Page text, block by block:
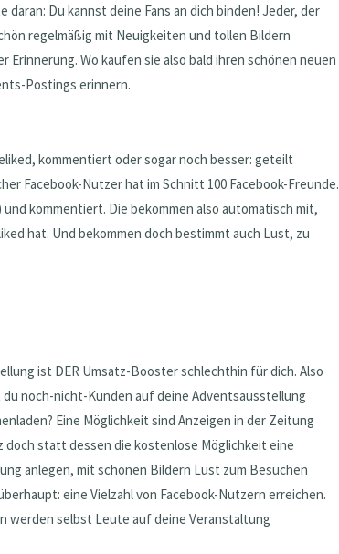
Du kannst deine Fans an dich binden! Jeder, der
regelmäßig mit Neuigkeiten und tollen Bildern
Wo kaufen sie also bald ihren schönen neuen
Postings erinnern.
kommentiert oder sogar noch besser: geteilt
Facebook-Nutzer hat im Schnitt 100 Facebook-Freunde.
kommentiert. Die bekommen also automatisch mit,
hat. Und bekommen doch bestimmt auch Lust, zu
ist DER Umsatz-Booster schlechthin für dich. Also
noch-nicht-Kunden auf deine Adventsausstellung
Eine Möglichkeit sind Anzeigen in der Zeitung
doch statt dessen die kostenlose Möglichkeit eine
anlegen, mit schönen Bildern Lust zum Besuchen
eine Vielzahl von Facebook-Nutzern erreichen.
werden selbst Leute auf deine Veranstaltung